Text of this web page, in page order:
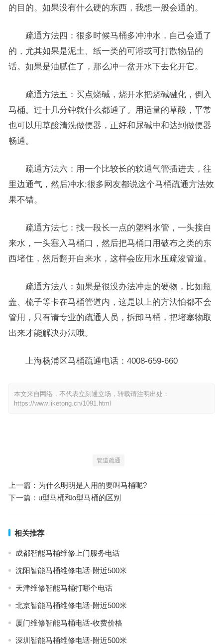
的目的。如果没有什么硬的东西，我想一般会通的。
疏通方法四：很多时候马桶多冲冲水，自己会通了
的，尤其如果是泥土、纸一类的可溶或可打散物品的
话。如果是油腻住了，那么冲一盆开水下去化开它。
疏通方法五：买点烧碱，烧开水把烧碱融化，倒入
马桶。过十几分钟就什么都通了。用适量的草酸，平常
也可以用草酸清洗做便器，正好和尿碱中和达到做便器
畅通。
疏通方法六：用一个比较长的软通气管插进去，往
里边通气，然后冲水;很多网友都说这个马桶疏通方法效
果不错。
疏通方法七：找一段长一点的塑料水管，一头接自
来水，一头塞入马桶口，然后把马桶口用破布之类的东
西堵住，然后翻开自来水，这样会应用水压疏浚管道。
疏通方法八：如果是很没办法冲走的硬物，比如瓶
盖、梳子等卡在马桶管道内，这是以上的方法怕都不会
管用，只有请专业的疏通人员，拆卸马桶，把堵塞物取
出来才能解决办法哦。
上海杨浦区马桶疏通电话：4008-659-660
本文来自网络，不代表立刻通立场，转载请注明出处：
https://www.liketong.cn/1091.html
管道疏通
上一篇： 为什么明明是人用的要叫马桶呢?
下一篇： u型马桶和o型马桶的区别
相关推荐
成都智能马桶维修上门服务电话
沈阳智能马桶维修电话-附近500米
天津维修智能马桶打哪个电话
北京智能马桶维修电话-附近500米
厦门维修智能马桶电话-收费价格
深圳智能马桶维修电话-附近500米